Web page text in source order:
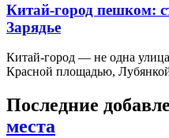
Китай-город пешком:
Зарядье
Китай-город — не одна
Красной площадью,
Последние
места